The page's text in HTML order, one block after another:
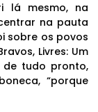
lá mesmo, na
na pauta
sobre os povos
Livres: Um
de tudo pronto,
“porque